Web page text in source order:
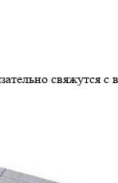
свяжутся с